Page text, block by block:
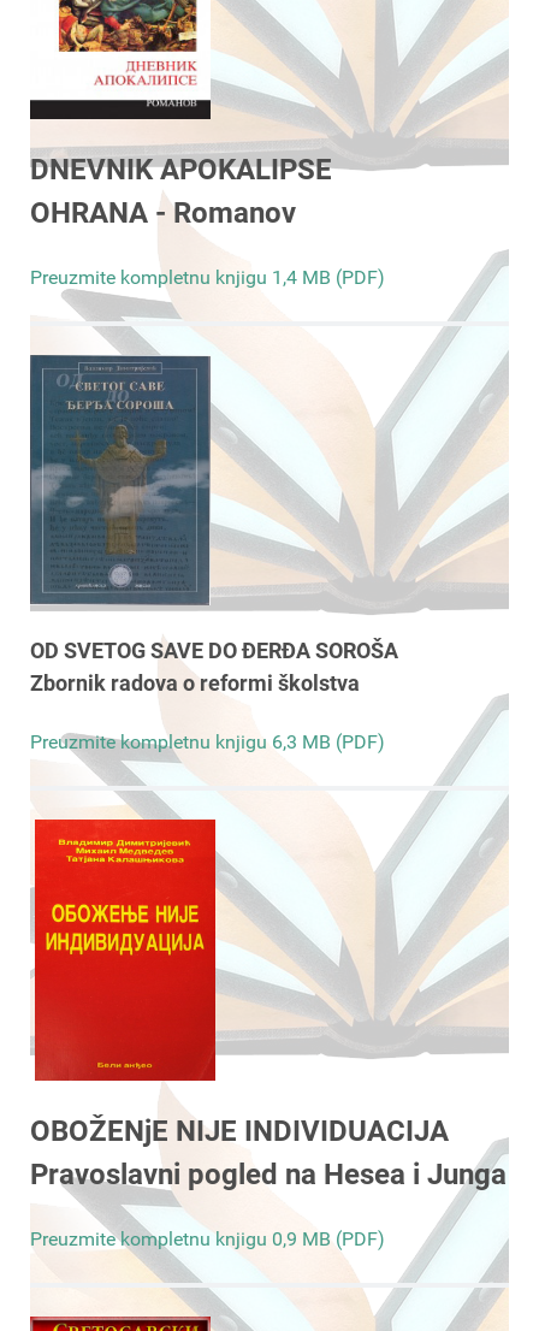
DNEVNIK APOKALIPSE
OHRANA - Romanov
Preuzmite kompletnu knjigu 1,4 MB (PDF)
OD SVETOG SAVE DO ĐERĐA SOROŠA
Zbornik radova o reformi školstva
Preuzmite kompletnu knjigu 6,3 MB (PDF)
OBOŽENjE NIJE INDIVIDUACIJA
Pravoslavni pogled na Hesea i Junga
Preuzmite kompletnu knjigu 0,9 MB (PDF)